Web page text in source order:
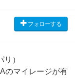
フォローする
）
のマイレージが有